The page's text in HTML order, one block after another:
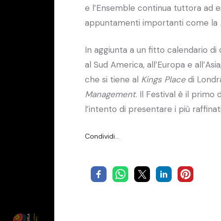
e l’Ensemble continua tuttora ad
appuntamenti importanti come la
In aggiunta a un fitto calendario
al Sud America, all’Europa e
che si tiene al Kings Placedi
Management. Il Festival è il primo
l’intento di presentare i più
Condividi…